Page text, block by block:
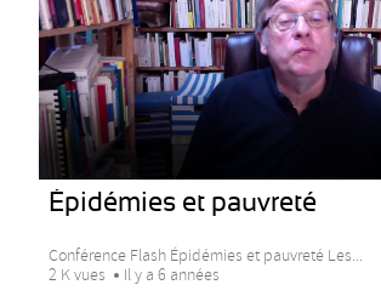
Épidémies et pauvreté
Conférence Flash Épidémies et pauvreté Les...
2 K vues
Il y a 6 années